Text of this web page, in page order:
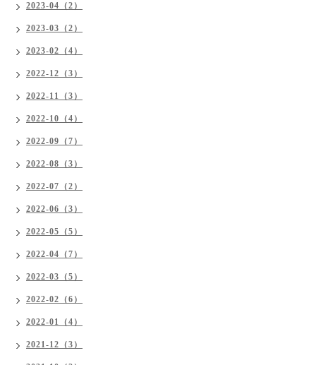
2023-04（2）
2023-03（2）
2023-02（4）
2022-12（3）
2022-11（3）
2022-10（4）
2022-09（7）
2022-08（3）
2022-07（2）
2022-06（3）
2022-05（5）
2022-04（7）
2022-03（5）
2022-02（6）
2022-01（4）
2021-12（3）